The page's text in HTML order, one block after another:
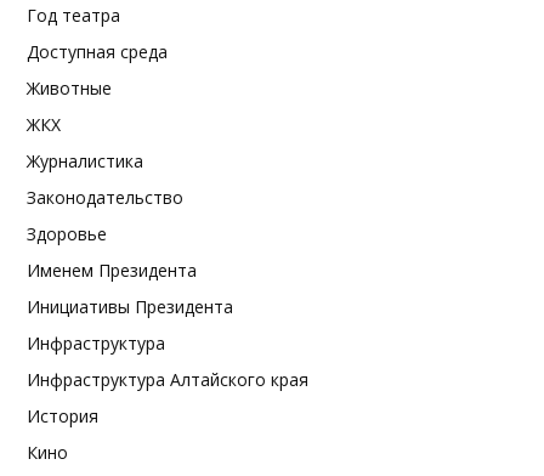
Год театра
Доступная среда
Животные
ЖКХ
Журналистика
Законодательство
Здоровье
Именем Президента
Инициативы Президента
Инфраструктура
Инфраструктура Алтайского края
История
Кино